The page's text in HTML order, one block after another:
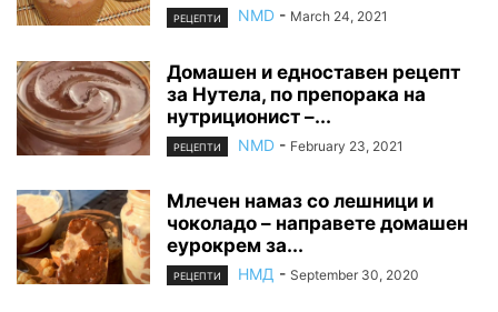
РЕЦЕПТИ NMD - March 24, 2021
Домашен и едноставен рецепт
за Нутела, по препорака на
нутриционист –...
РЕЦЕПТИ NMD - February 23, 2021
Млечен намаз со лешници и
чоколадо – направете домашен
еурокрем за...
РЕЦЕПТИ НМД - September 30, 2020